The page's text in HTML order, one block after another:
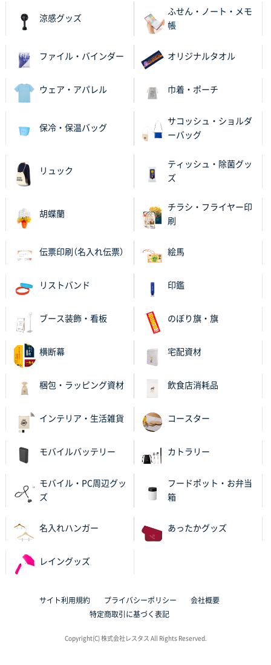
のし文言が変更できたのと価格。
千葉県M社様
ワンポイント箔押し紙袋 Sサイズ(A5対応)
2025年11月06日 14:57
営業ご担当者さまより、ご丁寧なサポートをいただ
進められました。
【ポリ袋】特別ご注文ページ
3000枚
昨年利用した時に、納期と金額面でかなり業者さんを
比較して決めさせていただきました。 昨年注文分も、
納期がギリギリだったにも関わらず、丁寧に対応して
対応を頂いており助かっております。
和歌山県S社様
2025年11月05日 11:13
不織布スクエアトート(A4サイズ)
2025年10月28日 17:10
ワンポイントポリ袋 A4サイズ
1000枚
サイトが見やすい
ワンポイントポリ袋 A4サイズ
サイト構成が解りやすかったから
ブックメモ付箋
200枚
涼感グッズ
ふせん・ノート・メモ
帳
ファイル・バインダー オリジナルタオル
ウェア・アパレル 巾着・ポーチ
保冷・保温バッグ
サコッシュ・ショルダ
ーバッグ
リュック
ティッシュ・除菌グッ
ズ
胡蝶蘭
チラシ・フライヤー印
刷
伝票印刷（名入れ伝票） 絵馬
リストバンド 印鑑
ブース装飾・看板 のぼり旗・旗
横断幕 宅配資材
梱包・ラッピング資材 飲食店消耗品
インテリア・生活雑貨 コースター
モバイルバッテリー カトラリー
モバイル・PC周辺グッ
ズ
フードポット・お弁当
箱
名入れハンガー あったかグッズ
レイングッズ
サイト利用規約 プライバシーポリシー
会社概要
特定商取引に基づく表記
Copyright(C) 株式会社レスタス All Rights Reserved.